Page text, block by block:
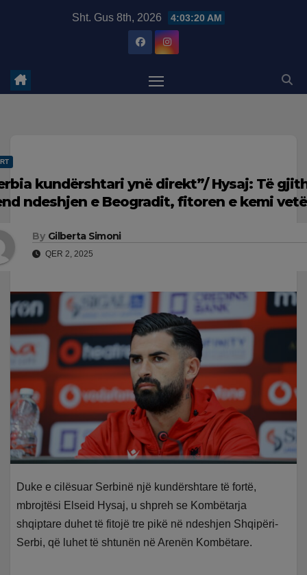
Sht. Gus 8th, 2026 4:03:21 AM
kundërshtari ynë direkt”/ Hysaj: Të
ndeshjen e Beogradit, fitoren e kemi
By Gilberta Simoni
QER 2, 2025
Duke e cilësuar Serbinë një kundërshtare të fortë,
mbrojtësi Elseid Hysaj, u shpreh se Kombëtarja
shqiptare duhet të fitojë tre pikë në ndeshjen Shqipëri-
Serbi, që luhet të shtunën në Arenën Kombëtare.